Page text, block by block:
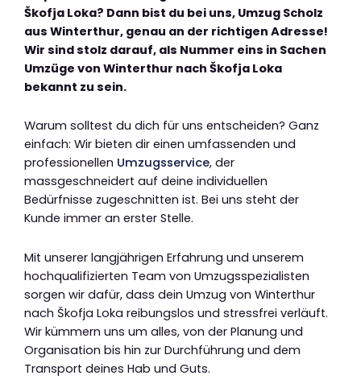
Škofja Loka? Dann bist du bei uns, Umzug Scholz
aus Winterthur, genau an der richtigen Adresse!
Wir sind stolz darauf, als Nummer eins in Sachen
Umzüge von Winterthur nach Škofja Loka
bekannt zu sein.
Warum solltest du dich für uns entscheiden? Ganz
einfach: Wir bieten dir einen umfassenden und
professionellen Umzugsservice, der
massgeschneidert auf deine individuellen
Bedürfnisse zugeschnitten ist. Bei uns steht der
Kunde immer an erster Stelle.
Mit unserer langjährigen Erfahrung und unserem
hochqualifizierten Team von Umzugsspezialisten
sorgen wir dafür, dass dein Umzug von Winterthur
nach Škofja Loka reibungslos und stressfrei verläuft.
Wir kümmern uns um alles, von der Planung und
Organisation bis hin zur Durchführung und dem
Transport deines Hab und Guts.